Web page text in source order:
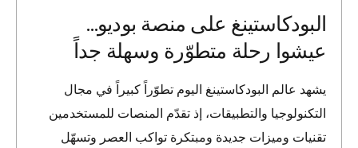
البودكاستينغ على منصة بوديو…
عيشوا رحلة متطوّرة وسهلة جداً
يشهد عالم البودكاستينغ اليوم تطوّراً كبيراً في مجال
التكنولوجيا والتطبيقات، إذ تقدّم المنصات للمستخدمين
تقنيات وميزات جديدة ومبتكرة تواكب العصر وتسهّل